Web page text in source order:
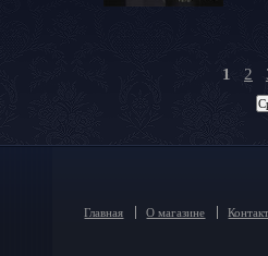
1 2
Главная О магазине